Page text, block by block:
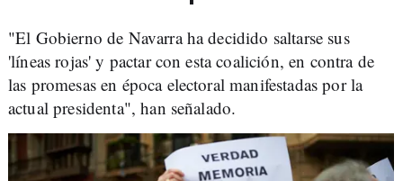
"El Gobierno de Navarra ha decidido saltarse sus
'líneas rojas' y pactar con esta coalición, en contra de
las promesas en época electoral manifestadas por la
actual presidenta", han señalado.